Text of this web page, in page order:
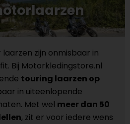
zijn onmisbaar in
Bij Motorkledingstore.nl
touring laarzen op
in uiteenlopende
Met wel meer dan 50
, zit er voor iedere wens